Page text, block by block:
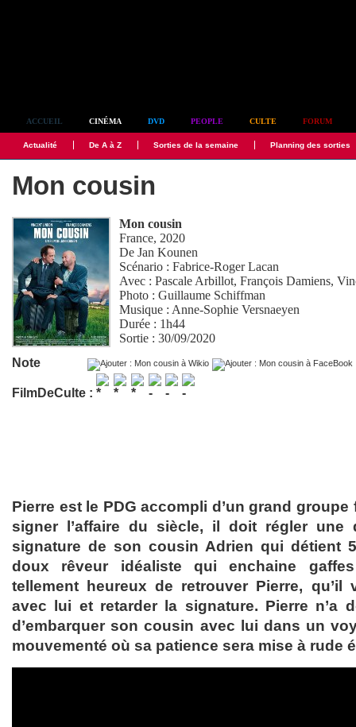
ACCUEIL CINÉMA DVD PEOPLE CULTE FORUM
Actualité De A à Z Sorties de la semaine Planning des sorties
Mon cousin
Mon cousin
France, 2020
DeJan Kounen
Scénario :Fabrice-Roger Lacan
Avec :Pascale Arbillot,François Damiens,
Photo :Guillaume Schiffman
Musique : Anne-Sophie Versnaeyen
Durée : 1h44
Sortie : 30/09/2020
Note
FilmDeCulte :
Pierre est le PDG accompli d’un grand
signer l’affaire du siècle, il doit régler une
signature de son cousin Adrien qui détient
doux rêveur idéaliste qui enchaine
tellement heureux de retrouver Pierre, qu’il
avec lui et retarder la signature. Pierre n’a
d’embarquer son cousin avec lui dans un
mouvementé où sa patience sera mise à rude